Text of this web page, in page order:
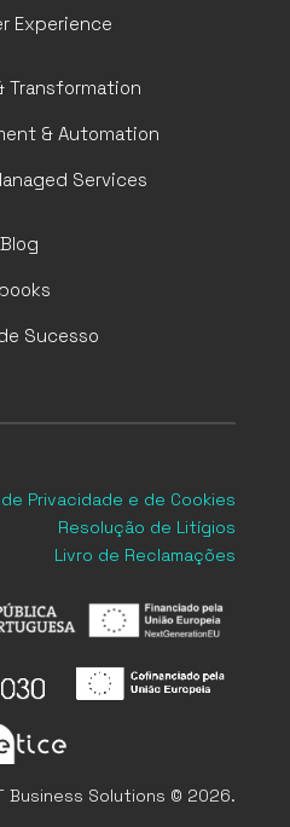
Experience
Transformation
& Automation
Services
Blog
Sucesso
Privacidade e de Cookies
Resolução de Litígios
Livro de Reclamações
Business Solutions © 2026.